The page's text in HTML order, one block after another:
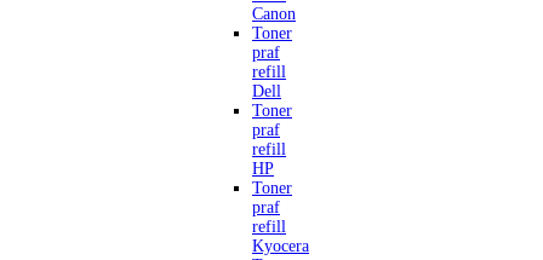
Canon
Toner
praf
refill
Dell
Toner
praf
refill
HP
Toner
praf
refill
Kyocera